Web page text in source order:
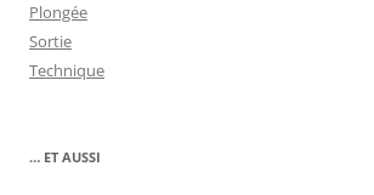
Plongée
Sortie
Technique
… ET AUSSI